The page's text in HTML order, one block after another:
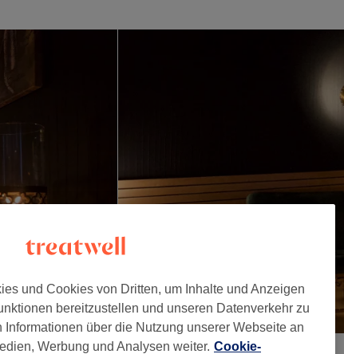
und Cookies von Dritten, um Inhalte und Anzeigen
bereitzustellen und unseren Datenverkehr zu
über die Nutzung unserer Webseite an
Werbung und Analysen weiter. Cookie-